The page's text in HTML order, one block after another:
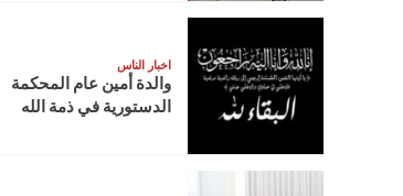
اخبار الناس
والدة أمين عام المحكمة
الدستورية في ذمة الله